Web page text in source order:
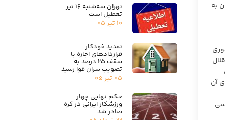
به
آن
تهران سه‌شنبه ۱۶ تیر
تعطیل است
۱۰ تیر ۰۵
تمدید خودکار
قراردادهای اجاره با
سقف ۲۵ درصد به
تصویب سران قوا رسید
۰۵ تیر ۰۵
حکم نهایی چهار
ورزشکار ایرانی در کره
صادر شد